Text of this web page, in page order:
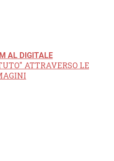
AL DIGITALE
ATTRAVERSO LE